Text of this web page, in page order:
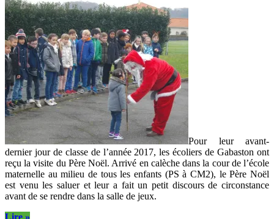
Pour leur avant-
dernier jour de classe de l’année 2017, les écoliers de Gabaston ont
reçu la visite du Père Noël. Arrivé en calèche dans la cour de l’école
maternelle au milieu de tous les enfants (PS à CM2), le Père Noël
est venu les saluer et leur a fait un petit discours de circonstance
avant de se rendre dans la salle de jeux.
Lire“Le
»